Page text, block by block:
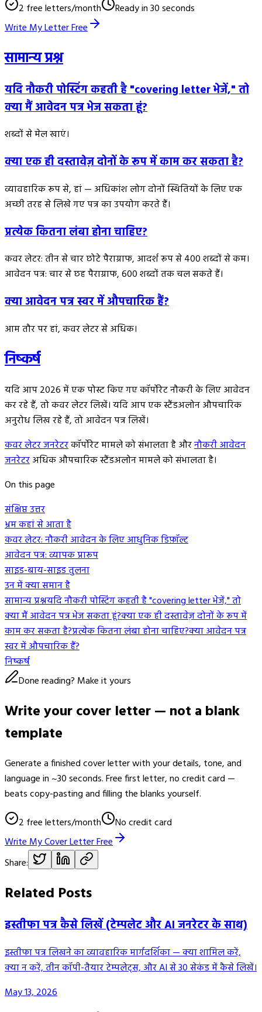
2 free letters/month
Ready in 30 seconds
Write My Letter Free
सामान्य प्रश्न
यदि नौकरी पोस्टिंग कहती है "covering letter भेजें," तो
क्या मैं आवेदन पत्र भेज सकता हूं?
शब्दों से मेल खाएं।
क्या एक ही दस्तावेज़ दोनों के रूप में काम कर सकता है?
व्यावहारिक रूप से, हां — अधिकांश लोग दोनों स्थितियों के लिए एक
अच्छी तरह से लिखे गए पत्र का उपयोग करते हैं।
प्रत्येक कितना लंबा होना चाहिए?
कवर लेटर: तीन से चार छोटे पैराग्राफ, आदर्श रूप से 400 शब्दों से कम।
आवेदन पत्र: चार से छह पैराग्राफ, 600 शब्दों तक चल सकते हैं।
क्या आवेदन पत्र स्वर में औपचारिक हैं?
आम तौर पर हां, कवर लेटर से अधिक।
निष्कर्ष
यदि आप 2026 में एक पोस्ट किए गए कॉर्पोरेट नौकरी के लिए आवेदन
कर रहे हैं, तो कवर लेटर लिखें। यदि आप एक स्टैंडअलोन औपचारिक
अनुरोध लिख रहे हैं, तो आवेदन पत्र लिखें।
कवर लेटर जनरेटरकॉर्पोरेट मामले को संभालता है औरनौकरी आवेदन
जनरेटरअधिक औपचारिक स्टैंडअलोन मामले को संभालता है।
On this page
संक्षिप्त उत्तर
भ्रम कहां से आता है
कवर लेटर: नौकरी आवेदन के लिए आधुनिक डिफ़ॉल्ट
आवेदन पत्र: व्यापक प्रारूप
साइड-बाय-साइड तुलना
उन में क्या समान है
सामान्य प्रश्नयदि नौकरी पोस्टिंग कहती है "covering letter भेजें," तो
क्या मैं आवेदन पत्र भेज सकता हूं?क्या एक ही दस्तावेज़ दोनों के रूप में
काम कर सकता है?प्रत्येक कितना लंबा होना चाहिए?क्या आवेदन पत्र
स्वर में औपचारिक हैं?
निष्कर्ष
Done reading? Make it yours
Write your cover letter — not a blank
template
Generate a finished cover letter with your details, tone, and
language in ~30 seconds. Free first letter, no credit card —
beats copy-pasting and filling the blanks yourself.
2 free letters/month
No credit card
Write My Cover Letter Free
Share:
Related Posts
इस्तीफा पत्र कैसे लिखें (टेम्पलेट और AI जनरेटर के साथ)
इस्तीफा पत्र लिखने का व्यावहारिक मार्गदर्शिका — क्या शामिल करें,
क्या न करें, तीन कॉपी-तैयार टेम्पलेट्स, और AI से 30 सेकंड में कैसे लिखें।
May 13, 2026